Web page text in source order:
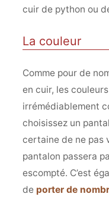
cuir de python ou
La couleur
Comme pour de
en cuir, les
irrémédiablement
choisissez un
certaine de ne pas
pantalon passera
escompté. C’est
deporter de